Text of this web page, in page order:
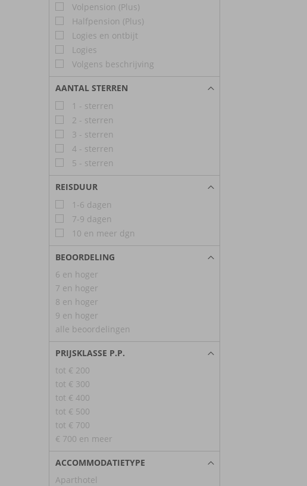
Volpension (Plus)
Halfpension (Plus)
Logies en ontbijt
Logies
Volgens beschrijving
AANTAL STERREN
1 - sterren
2 - sterren
3 - sterren
4 - sterren
5 - sterren
REISDUUR
1-6 dagen
7-9 dagen
10 en meer dgn
BEOORDELING
6 en hoger
7 en hoger
8 en hoger
9 en hoger
alle beoordelingen
PRIJSKLASSE P.P.
tot € 200
tot € 300
tot € 400
tot € 500
tot € 700
€ 700 en meer
ACCOMMODATIETYPE
Aparthotel